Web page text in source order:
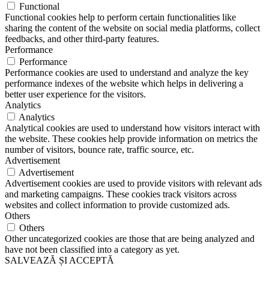
Functional
Functional cookies help to perform certain functionalities like
sharing the content of the website on social media platforms, collect
feedbacks, and other third-party features.
Performance
Performance
Performance cookies are used to understand and analyze the key
performance indexes of the website which helps in delivering a
better user experience for the visitors.
Analytics
Analytics
Analytical cookies are used to understand how visitors interact with
the website. These cookies help provide information on metrics the
number of visitors, bounce rate, traffic source, etc.
Advertisement
Advertisement
Advertisement cookies are used to provide visitors with relevant ads
and marketing campaigns. These cookies track visitors across
websites and collect information to provide customized ads.
Others
Others
Other uncategorized cookies are those that are being analyzed and
have not been classified into a category as yet.
SALVEAZĂ ȘI ACCEPTĂ